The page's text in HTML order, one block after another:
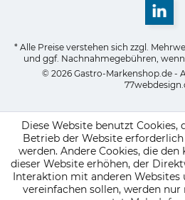
* Alle Preise verstehen sich zzgl.
und ggf. Nachnahmegebühren,
© 2026 Gastro-Markenshop.de -
Diese Website benutzt Cookies,
Betrieb der Website
werden. Andere Cookies, die
dieser Website erhöhen, der
Interaktion mit anderen Websites
vereinfachen sollen, werden